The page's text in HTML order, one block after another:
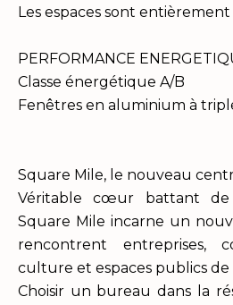
Les espaces sont
PERFORMANCE
Classe énergétique A/B
Fenêtres en aluminium à
Square Mile, le nouveau
Véritable cœur battant
Square Mile incarne un
rencontrent entreprises,
culture et espaces publics de
Choisir un bureau dans la